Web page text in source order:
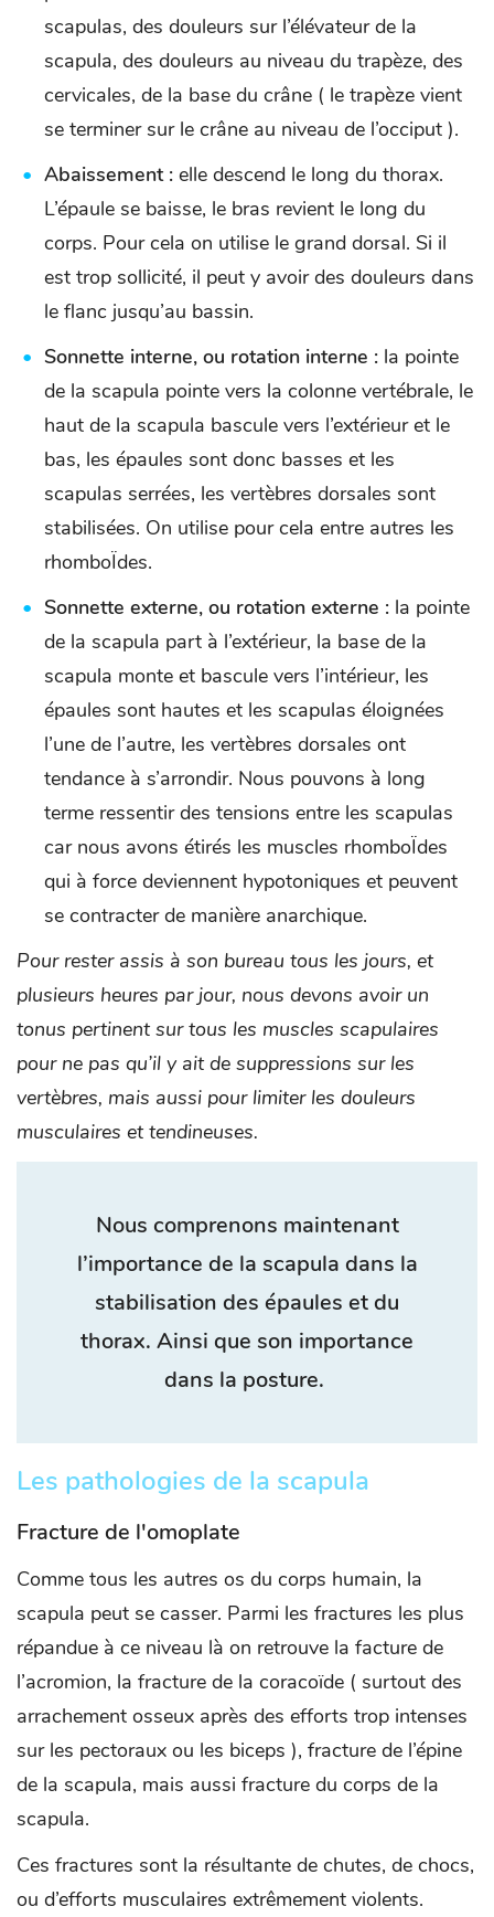
scapulas, des douleurs sur l’élévateur de la
scapula, des douleurs au niveau du trapèze, des
cervicales, de la base du crâne ( le trapèze vient
se terminer sur le crâne au niveau de l’occiput ).
Abaissement : elle descend le long du thorax.
L’épaule se baisse, le bras revient le long du
corps. Pour cela on utilise le grand dorsal. Si il
est trop sollicité, il peut y avoir des douleurs dans
le flanc jusqu’au bassin.
Sonnette interne, ou rotation interne : la pointe
de la scapula pointe vers la colonne vertébrale, le
haut de la scapula bascule vers l’extérieur et le
bas, les épaules sont donc basses et les
scapulas serrées, les vertèbres dorsales sont
stabilisées. On utilise pour cela entre autres les
rhomboÏdes.
Sonnette externe, ou rotation externe : la pointe
de la scapula part à l’extérieur, la base de la
scapula monte et bascule vers l’intérieur, les
épaules sont hautes et les scapulas éloignées
l’une de l’autre, les vertèbres dorsales ont
tendance à s’arrondir. Nous pouvons à long
terme ressentir des tensions entre les scapulas
car nous avons étirés les muscles rhomboÏdes
qui à force deviennent hypotoniques et peuvent
se contracter de manière anarchique.
Pour rester assis à son bureau tous les jours, et
plusieurs heures par jour, nous devons avoir un
tonus pertinent sur tous les muscles scapulaires
pour ne pas qu’il y ait de suppressions sur les
vertèbres, mais aussi pour limiter les douleurs
musculaires et tendineuses.
Nous comprenons maintenant
l’importance de la scapula dans la
stabilisation des épaules et du
thorax. Ainsi que son importance
dans la posture.
Les pathologies de la scapula
Fracture de l'omoplate
Comme tous les autres os du corps humain, la
scapula peut se casser. Parmi les fractures les plus
répandue à ce niveau là on retrouve la facture de
l’acromion, la fracture de la coracoïde ( surtout des
arrachement osseux après des efforts trop intenses
sur les pectoraux ou les biceps ), fracture de l’épine
de la scapula, mais aussi fracture du corps de la
scapula.
Ces fractures sont la résultante de chutes, de chocs,
ou d’efforts musculaires extrêmement violents.